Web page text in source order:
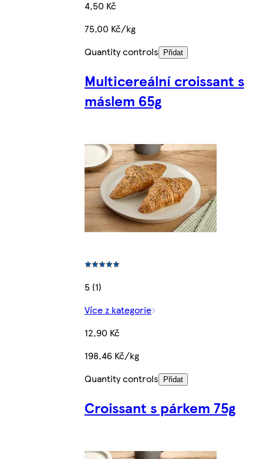
4,50 Kč
75,00 Kč/kg
Quantity controls
Přidat
Multicereální croissant s
máslem 65g
5 (1)
Více z kategorie
12,90 Kč
198,46 Kč/kg
Quantity controls
Přidat
Croissant s párkem 75g